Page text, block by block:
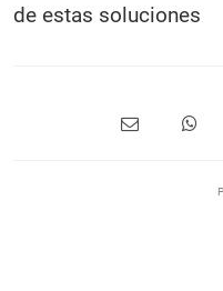
de estas soluciones